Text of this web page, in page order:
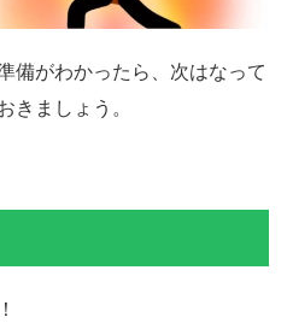
備がわかったら、次はなって
きましょう。